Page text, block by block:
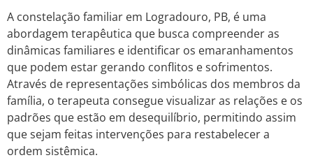
A constelação familiar em Logradouro, PB, é uma
abordagem terapêutica que busca compreender as
dinâmicas familiares e identificar os emaranhamentos
que podem estar gerando conflitos e sofrimentos.
Através de representações simbólicas dos membros da
família, o terapeuta consegue visualizar as relações e os
padrões que estão em desequilíbrio, permitindo assim
que sejam feitas intervenções para restabelecer a
ordem sistêmica.